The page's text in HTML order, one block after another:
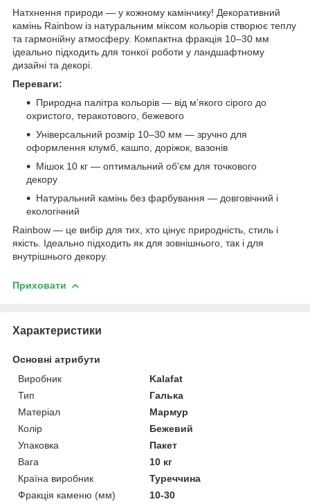
Натхнення природи — у кожному камінчику! Декоративний
камінь Rainbow із натуральним міксом кольорів створює теплу
та гармонійну атмосферу. Компактна фракція 10–30 мм
ідеально підходить для тонкої роботи у ландшафтному
дизайні та декорі.
Переваги:
Природна палітра кольорів — від м’якого сірого до
охристого, теракотового, бежевого
Універсальний розмір 10–30 мм — зручно для
оформлення клумб, кашпо, доріжок, вазонів
Мішок 10 кг — оптимальний об’єм для точкового
декору
Натуральний камінь без фарбування — довговічний і
екологічний
Rainbow — це вибір для тих, хто цінує природність, стиль і
якість. Ідеально підходить як для зовнішнього, так і для
внутрішнього декору.
Приховати
Характеристики
Основні атрибути
Виробник
Kalafat
Тип
Галька
Матеріал
Мармур
Колір
Бежевий
Упаковка
Пакет
Вага
10 кг
Країна виробник
Туреччина
Фракція каменю (мм)
10-30